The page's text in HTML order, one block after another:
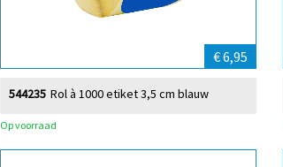
€ 6,95
Rol à 1000 etiket 3,5 cm blauw
544235
Op voorraad